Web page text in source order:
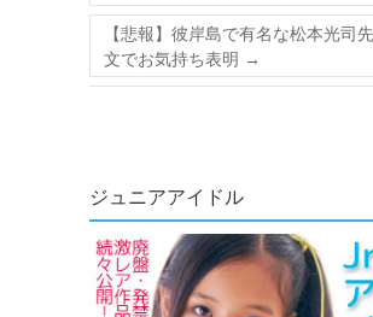
【悲報】彼岸島で有名な松本光司
文でお気持ち表明 →
ジュニアアイドル